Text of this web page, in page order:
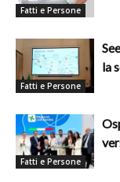
Fatti e Persone
Fatti e Persone
la
Fatti e Persone